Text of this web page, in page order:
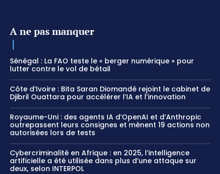
A ne pas manquer
Sénégal : La FAO teste le « berger numérique » pour
lutter contre le vol de bétail
Côte d’Ivoire : Bita Saran Diomandé rejoint le cabinet de
Djibril Ouattara pour accélérer l’IA et l’innovation
Royaume-Uni : des agents IA d’OpenAI et d’Anthropic
outrepassent leurs consignes et mènent 19 actions non
autorisées lors de tests
Cybercriminalité en Afrique : en 2025, l’intelligence
artificielle a été utilisée dans plus d’une attaque sur
deux, selon INTERPOL